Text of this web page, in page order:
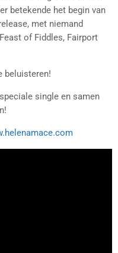
betekende het begin van
met niemand
of Fiddles, Fairport
beluisteren!
single en samen